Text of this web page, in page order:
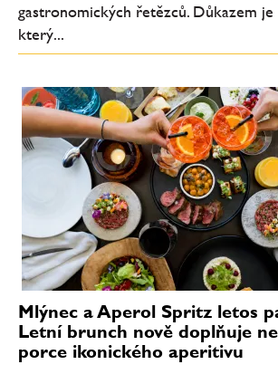
gastronomických řetězců. Důkazem je
který...
Mlýnec a Aperol Spritz letos
Letní brunch nově doplňuje
porce ikonického aperitivu